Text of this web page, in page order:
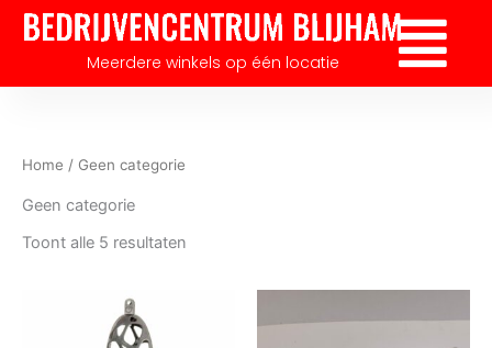
naar
inhoud
Meerdere winkels op één locatie
Flyout
Menu
Home / Geen categorie
Geen categorie
Toont alle 5 resultaten
op
nieuwste